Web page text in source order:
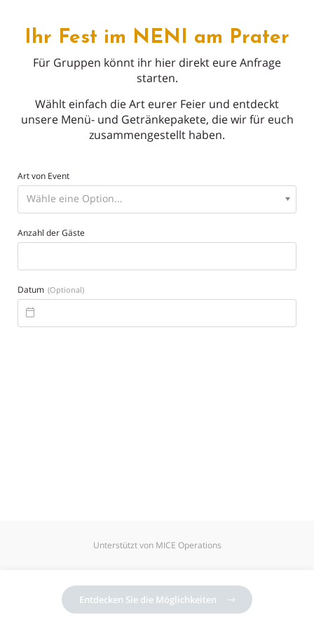
Ihr Fest im NENI am Prater
Für Gruppen könnt ihr hier direkt eure Anfrage
starten.
Wählt einfach die Art eurer Feier und entdeckt
unsere Menü- und Getränkepakete, die wir für euch
zusammengestellt haben.
Art von Event
Anzahl der Gäste
Datum (Optional)

Unterstützt von MICE Operations
Entdecken Sie die Möglichkeiten